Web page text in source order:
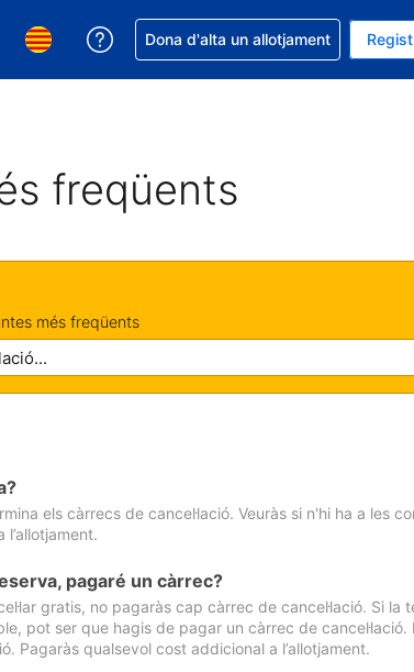
moneda. La moneda actual és Dòlar dels Estats
Tria l'idioma. L'idioma actual és Català
Rep ajuda amb la reserva
Dona d'alta un allotjament
freqüents
més freqüents
els càrrecs de cancel·lació. Veuràs si n'hi ha a les
pagaré un càrrec?
gratis, no pagaràs cap càrrec de cancel·lació. Si la
pot ser que hagis de pagar un càrrec de cancel·lació.
Pagaràs qualsevol cost addicional a l’allotjament.